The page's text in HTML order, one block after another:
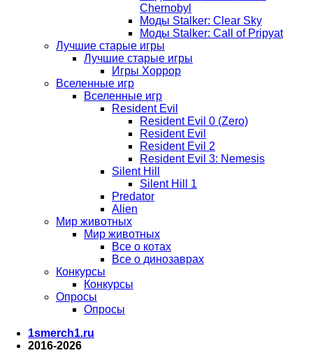
Chernobyl
Моды Stalker: Clear Sky
Моды Stalker: Call of Pripyat
Лучшие старые игры
Лучшие старые игры
Игры Хоррор
Вселенные игр
Вселенные игр
Resident Evil
Resident Evil 0 (Zero)
Resident Evil
Resident Evil 2
Resident Evil 3: Nemesis
Silent Hill
Silent Hill 1
Predator
Alien
Мир животных
Мир животных
Все о котах
Все о динозаврах
Конкурсы
Конкурсы
Опросы
Опросы
1smerch1.ru
2016-2026